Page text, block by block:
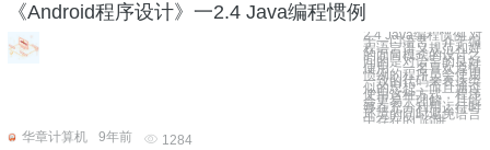
《Android程序设计》一2.4 Java编程惯例
2.4 Java编程惯例 对
于一门语言，介于编
程语言语义规范和好
的面向模式的设计之
间的是对语言的良好
使用。一名喜欢遵循
惯例的程序员会使用
一致的代码来表达类
似的思想，而且通过
使用这种方式，程序
会更易于理解，且能
够在充分利用运行时
环境的同时避免语言
中存在的“陷阱
华章计算机
9年前 1284